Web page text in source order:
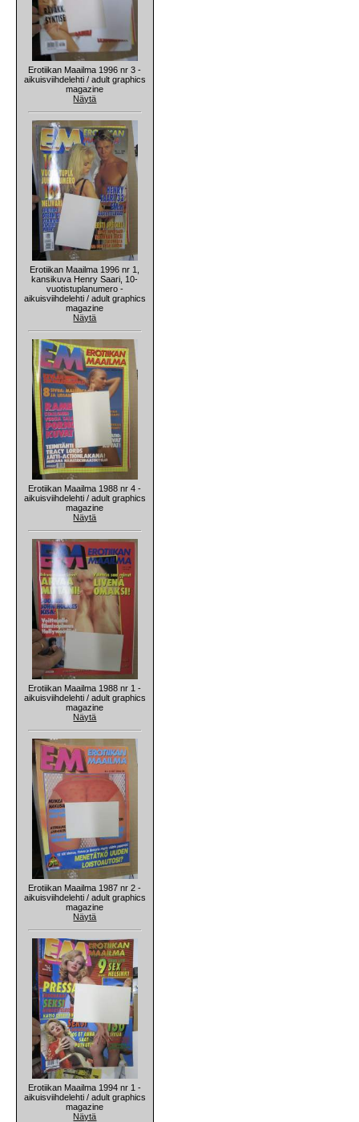
Erotiikan Maailma 1996 nr 3 -
aikuisviihdelehti / adult graphics
magazine
Näytä
Erotiikan Maailma 1996 nr 1,
kansikuva Henry Saari, 10-
vuotistuplanumero -
aikuisviihdelehti / adult graphics
magazine
Näytä
Erotiikan Maailma 1988 nr 4 -
aikuisviihdelehti / adult graphics
magazine
Näytä
Erotiikan Maailma 1988 nr 1 -
aikuisviihdelehti / adult graphics
magazine
Näytä
Erotiikan Maailma 1987 nr 2 -
aikuisviihdelehti / adult graphics
magazine
Näytä
Erotiikan Maailma 1994 nr 1 -
aikuisviihdelehti / adult graphics
magazine
Näytä